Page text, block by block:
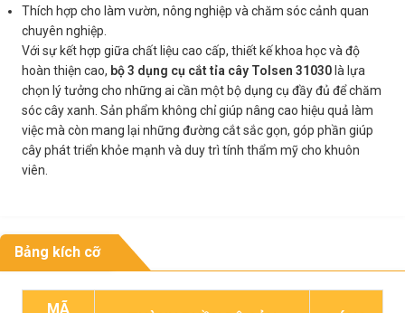
Thích hợp cho làm vườn, nông nghiệp và chăm sóc cảnh quan
chuyên nghiệp.
Với sự kết hợp giữa chất liệu cao cấp, thiết kế khoa học và độ
hoàn thiện cao, bộ 3 dụng cụ cắt tỉa cây Tolsen 31030 là lựa
chọn lý tưởng cho những ai cần một bộ dụng cụ đầy đủ để chăm
sóc cây xanh. Sản phẩm không chỉ giúp nâng cao hiệu quả làm
việc mà còn mang lại những đường cắt sắc gọn, góp phần giúp
cây phát triển khỏe mạnh và duy trì tính thẩm mỹ cho khuôn
viên.
Bảng kích cỡ
MÃ